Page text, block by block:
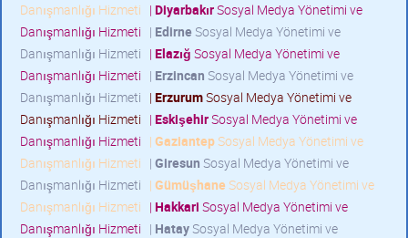
Danışmanlığı Hizmeti | DiyarbakırSosyal Medya Yönetimi ve
Danışmanlığı Hizmeti | Edirne Sosyal Medya Yönetimi ve
Danışmanlığı Hizmeti | Elazığ Sosyal Medya Yönetimi ve
Danışmanlığı Hizmeti | Erzincan Sosyal Medya Yönetimi ve
Danışmanlığı Hizmeti | ErzurumSosyal Medya Yönetimi ve
Danışmanlığı Hizmeti | EskişehirSosyal Medya Yönetimi ve
Danışmanlığı Hizmeti | GaziantepSosyal Medya Yönetimi ve
Danışmanlığı Hizmeti | Giresun Sosyal Medya Yönetimi ve
Danışmanlığı Hizmeti | Gümüşhane Sosyal Medya Yönetimi ve
Danışmanlığı Hizmeti | Hakkari Sosyal Medya Yönetimi ve
Danışmanlığı Hizmeti | HataySosyal Medya Yönetimi ve